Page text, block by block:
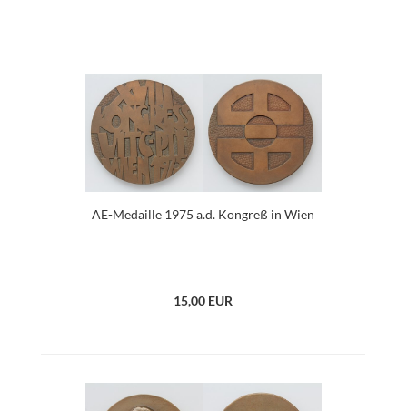
AE-Medaille 1975 a.d. Kongreß in Wien
15,00 EUR